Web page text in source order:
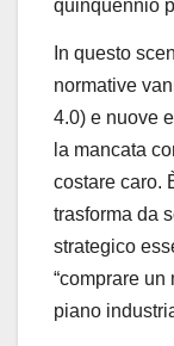
quinquennio
In questo
normative
4.0) e nuove
la mancata
costare caro.
trasforma da
strategico
“comprare un
piano